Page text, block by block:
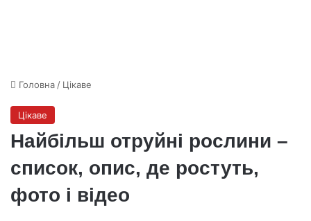
Головна / Цікаве
Цікаве
Найбільш отруйні рослини –
список, опис, де ростуть,
фото і відео